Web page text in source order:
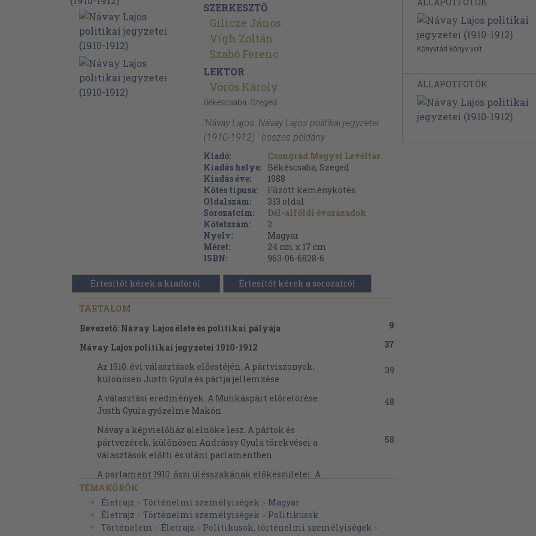
SZERKESZTŐ
Gilicze János
Vígh Zoltán
Szabó Ferenc
LEKTOR
Vörös Károly
Békéscsaba, Szeged
'Návay Lajos: Návay Lajos politikai jegyzetei
(1910-1912) ' összes példány
Kiadó:
Csongrád Megyei Levéltár
Kiadás helye: Békéscsaba, Szeged
Kiadás éve:
1988
Kötés típusa:
Fűzött keménykötés
Oldalszám:
313 oldal
Sorozatcím:
Dél-alföldi évszázadok
Kötetszám:
2
Nyelv:
Magyar
Méret:
24 cm x 17 cm
ISBN:
963-06-6828-6
Értesítőt kérek a kiadóról Értesítőt kérek a sorozatról
TARTALOM
Bevezető: Návay Lajos élete és politikai pályája
9
Návay Lajos politikai jegyzetei 1910-1912
37
Az 1910. évi választások előestéjén. A pártviszonyok,
különösen Justh Gyula és pártja jellemzése
39
A választási eredmények. A Munkáspárt előretörése.
Justh Gyula győzelme Makón
48
Návay a képvielőház alelnöke lesz. A pártok és
pártvezérek, különösen Andrássy Gyula törekvései a
választások előtti és utáni parlamentben
58
A parlament 1910. őszi ülésszakának előkészületei. A
horvát delegációs tagok lemondása és újraválasztása. a
magyar bankszabadalom ügye. Andrássy Gyula,
Apponyi Albert és Tisza István álláspontja a delegációs
vitákról
TÉMAKÖRÖK
Életrajz > Történelmi személyiségek > Magyar
Életrajz > Történelmi személyiségek > Politikusok
Történelem > Életrajz > Politikusok, történelmi személyiségek >
Könyvtári könyv volt.
ÁLLAPOTFOTÓK